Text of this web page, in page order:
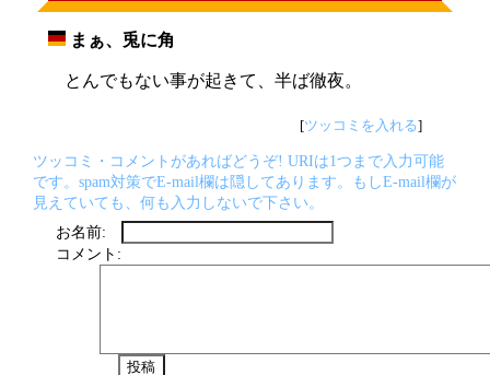
まぁ、兎に角
とんでもない事が起きて、半ば徹夜。
[ツッコミを入れる]
ツッコミ・コメントがあればどうぞ! URIは1つまで入力可能
です。spam対策でE-mail欄は隠してあります。もしE-mail欄が
見えていても、何も入力しないで下さい。
お名前:
コメント: